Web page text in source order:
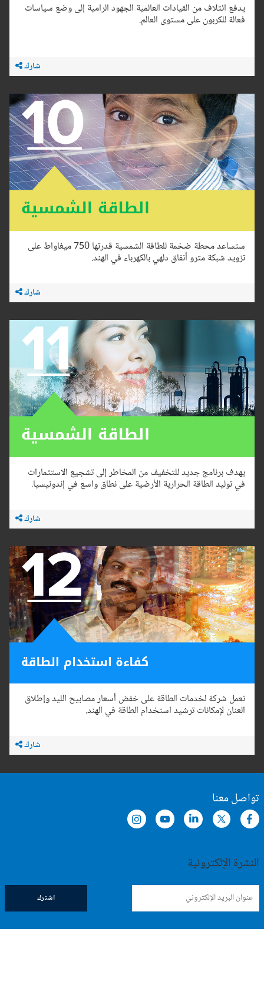
يدفع ائتلاف من القيادات العالمية الجهود الرامية إلى وضع سياسات
فعالة للكربون على مستوى العالم.
شارك
ستساعد محطة ضخمة للطاقة الشمسية قدرتها 750 ميغاواط على
تزويد شبكة مترو أنفاق دلهي بالكهرباء في الهند.
شارك
يهدف برنامج جديد للتخفيف من المخاطر إلى تشجيع الاستثمارات
في توليد الطاقة الحرارية الأرضية على نطاق واسع في إندونيسيا.
شارك
تعمل شركة لخدمات الطاقة على خفض أسعار مصابيح الليد وإطلاق
العنان لإمكانات ترشيد استخدام الطاقة في الهند.
شارك
تواصل معنا
النشرة الإلكترونية